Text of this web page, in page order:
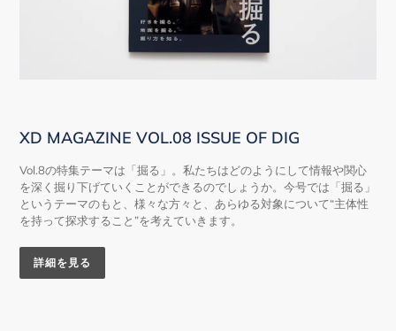
XD MAGAZINE VOL.08 ISSUE OF DIG
Vol.8の特集テーマは「掘る」。私たちはどのようにして情報や関心
を深く掘り下げていくことができるのでしょうか。今号では「掘る」
というテーマのもと、様々な方々と、あらゆる対象について“主体性
を持って探求すること”を考えていきます。
詳細を見る